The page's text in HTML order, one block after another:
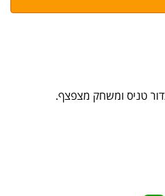
טניס ומשחק מצפצף.